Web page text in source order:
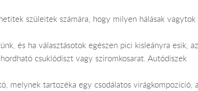
szüleitek számára, hogy milyen hálásak
és ha választásotok egészen pici kisleányra esik,
csuklódíszt vagy sziromkosarat. Autódíszek
melynek tartozéka egy csodálatos virágkompozíció,